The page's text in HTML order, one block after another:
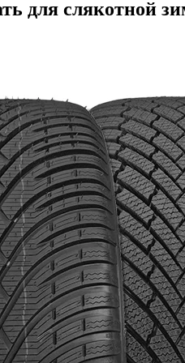
для слякотной